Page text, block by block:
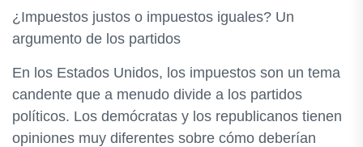
¿Impuestos justos o impuestos iguales? Un
argumento de los partidos
En los Estados Unidos, los impuestos son un tema
candente que a menudo divide a los partidos
políticos. Los demócratas y los republicanos tienen
opiniones muy diferentes sobre cómo deberían